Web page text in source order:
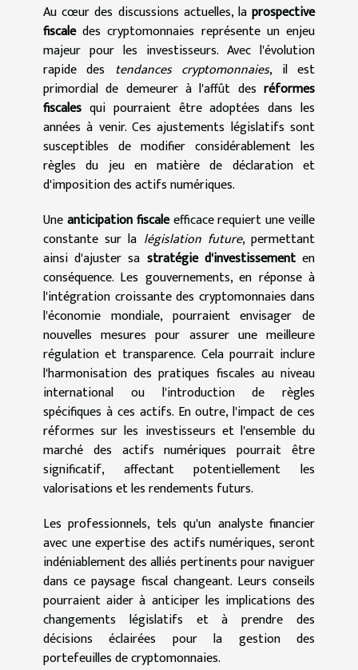
Au cœur des discussions actuelles, la prospective
fiscaledes cryptomonnaies représente un enjeu
majeur pour les investisseurs. Avec l'évolution
rapide des tendances cryptomonnaies, il est
primordial de demeurer à l'affût des réformes
fiscales qui pourraient être adoptées dans les
années à venir. Ces ajustements législatifs sont
susceptibles de modifier considérablement les
règles du jeu en matière de déclaration et
d'imposition des actifs numériques.
Uneanticipation fiscaleefficace requiert une veille
constante sur la législation future, permettant
ainsi d'ajuster sa stratégie d'investissementen
conséquence. Les gouvernements, en réponse à
l'intégration croissante des cryptomonnaies dans
l'économie mondiale, pourraient envisager de
nouvelles mesures pour assurer une meilleure
régulation et transparence. Cela pourrait inclure
l'harmonisation des pratiques fiscales au niveau
international ou l'introduction de règles
spécifiques à ces actifs. En outre, l'impact de ces
réformes sur les investisseurs et l'ensemble du
marché des actifs numériques pourrait être
significatif, affectant potentiellement les
valorisations et les rendements futurs.
Les professionnels, tels qu'un analyste financier
avec une expertise des actifs numériques, seront
indéniablement des alliés pertinents pour naviguer
dans ce paysage fiscal changeant. Leurs conseils
pourraient aider à anticiper les implications des
changements législatifs et à prendre des
décisions éclairées pour la gestion des
portefeuilles de cryptomonnaies.